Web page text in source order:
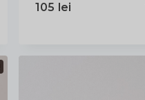
105 lei